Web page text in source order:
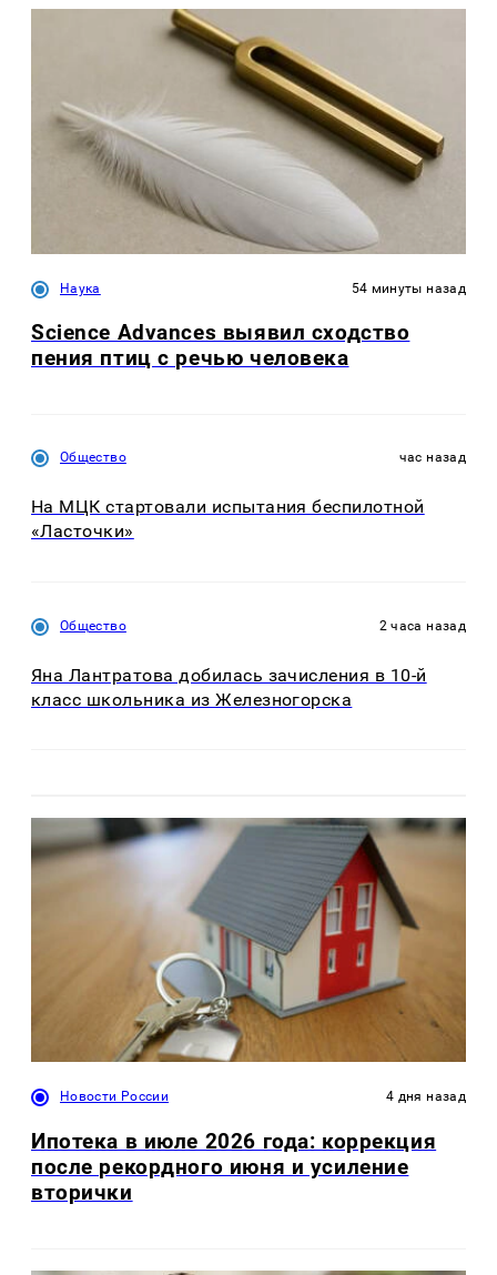
Наука 54 минуты назад
Science Advances выявил сходство
пения птиц с речью человека
Общество час назад
На МЦК стартовали испытания беспилотной
«Ласточки»
Общество 2 часа назад
Яна Лантратова добилась зачисления в 10-й
класс школьника из Железногорска
Новости России 4 дня назад
Ипотека в июле 2026 года: коррекция
после рекордного июня и усиление
вторички